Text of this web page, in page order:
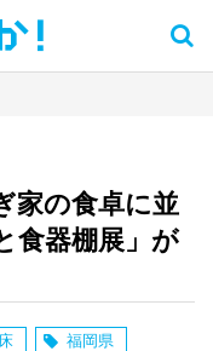
！
家の食卓に並
食器棚展」が
福岡県